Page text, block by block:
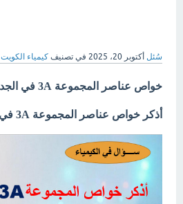
سُئل أكتوبر 20، 2025 في تصنيف كيمياء الكويت
خواص عناصر المجموعة 3A في الجدول الدوري
أذكر خواص عناصر المجموعة 3A في الجدول الدوري؟